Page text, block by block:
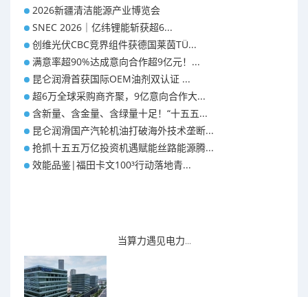
2026新疆清洁能源产业博览会
SNEC 2026｜亿纬锂能斩获超6...
创维光伏CBC竞界组件获德国莱茵TÜ...
满意率超90%达成意向合作超9亿元！...
​昆仑润滑首获国际OEM油剂双认证 ...
超6万全球采购商齐聚，9亿意向合作大...
含新量、含金量、含绿量十足！“十五五...
昆仑润滑国产汽轮机油打破海外技术垄断...
抢抓十五五万亿投资机遇赋能丝路能源腾...
效能品鉴|福田卡文100³行动落地青...
当算力遇见电力...